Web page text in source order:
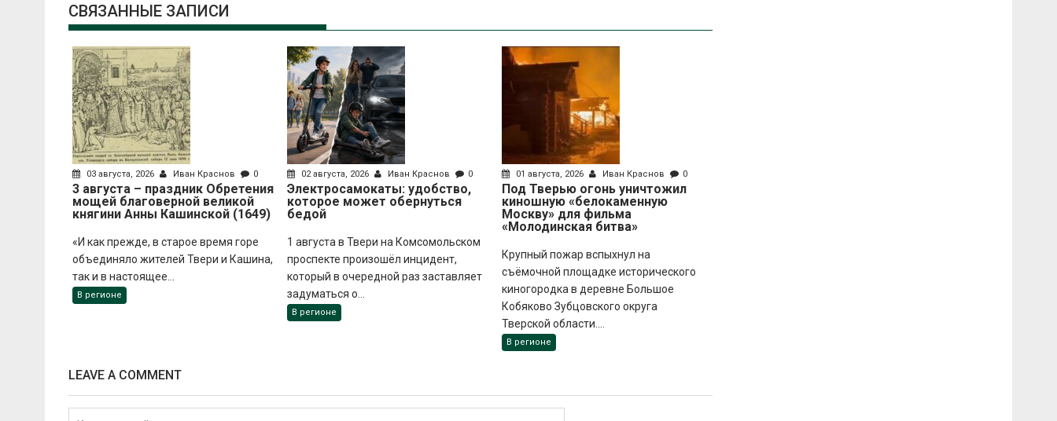
СВЯЗАННЫЕ ЗАПИСИ
03 августа, 2026 Иван Краснов 0
3 августа – праздник Обретения
мощей благоверной великой
княгини Анны Кашинской (1649)
«И как прежде, в старое время горе
объединяло жителей Твери и Кашина,
так и в настоящее...
В регионе
02 августа, 2026 Иван Краснов 0
Электросамокаты: удобство,
которое может обернуться
бедой
1 августа в Твери на Комсомольском
проспекте произошёл инцидент,
который в очередной раз заставляет
задуматься о...
В регионе
01 августа, 2026 Иван Краснов 0
Под Тверью огонь уничтожил
киношную «белокаменную
Москву» для фильма
«Молодинская битва»
Крупный пожар вспыхнул на
съёмочной площадке исторического
киногородка в деревне Большое
Кобяково Зубцовского округа
Тверской области....
В регионе
LEAVE A COMMENT